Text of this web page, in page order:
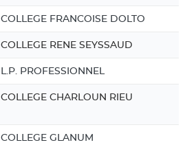
COLLEGE FRANCOISE DOLTO
COLLEGE RENE SEYSSAUD
L.P. PROFESSIONNEL
COLLEGE CHARLOUN RIEU
COLLEGE GLANUM